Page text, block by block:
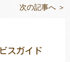
次の記事へ ＞
スガイド